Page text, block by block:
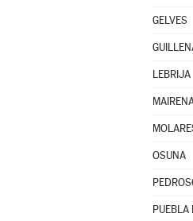
GELVES
LEBRIJA
OSUNA